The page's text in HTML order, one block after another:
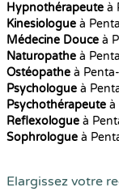
Hypnothérapeute à
Kinesiologue à
Médecine Douce à
Naturopathe à
Ostéopathe à
Psychologue à
Psychothérapeute à
Reflexologue à
Sophrologue à
Elargissez votre